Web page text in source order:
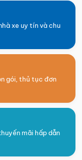
xe uy tín và chu
gói, thủ tục đơn
mãi hấp dẫn